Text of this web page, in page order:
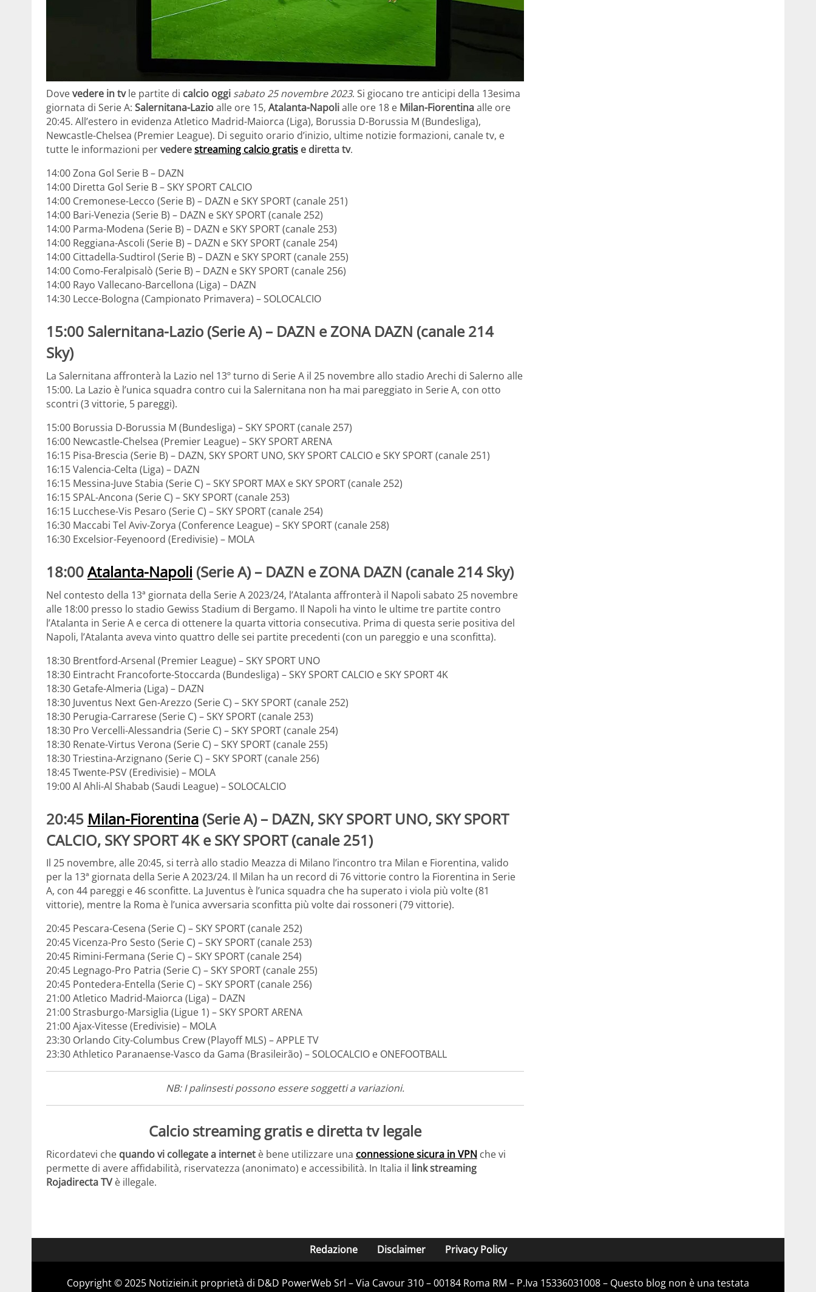
Dovevedere in tvle partite di calcio oggi sabato 25 novembre 2023. Si giocano tre anticipi della 13esima
giornata di Serie A: Salernitana-Lazioalle ore 15, Atalanta-Napolialle ore 18 e Milan-Fiorentinaalle ore
20:45. All’estero in evidenza Atletico Madrid-Maiorca (Liga), Borussia D-Borussia M (Bundesliga),
Newcastle-Chelsea (Premier League). Di seguito orario d’inizio, ultime notizie formazioni, canale tv, e
tutte le informazioni pervederestreaming calcio gratis e diretta tv.
14:00 Zona Gol Serie B – DAZN
14:00 Diretta Gol Serie B – SKY SPORT CALCIO
14:00 Cremonese-Lecco (Serie B) – DAZN e SKY SPORT (canale 251)
14:00 Bari-Venezia (Serie B) – DAZN e SKY SPORT (canale 252)
14:00 Parma-Modena (Serie B) – DAZN e SKY SPORT (canale 253)
14:00 Reggiana-Ascoli (Serie B) – DAZN e SKY SPORT (canale 254)
14:00 Cittadella-Sudtirol (Serie B) – DAZN e SKY SPORT (canale 255)
14:00 Como-Feralpisalò (Serie B) – DAZN e SKY SPORT (canale 256)
14:00 Rayo Vallecano-Barcellona (Liga) – DAZN
14:30 Lecce-Bologna (Campionato Primavera) – SOLOCALCIO
15:00 Salernitana-Lazio (Serie A) – DAZN e ZONA DAZN (canale 214
Sky)
La Salernitana affronterà la Lazio nel 13º turno di Serie A il 25 novembre allo stadio Arechi di Salerno alle
15:00. La Lazio è l’unica squadra contro cui la Salernitana non ha mai pareggiato in Serie A, con otto
scontri (3 vittorie, 5 pareggi).
15:00 Borussia D-Borussia M (Bundesliga) – SKY SPORT (canale 257)
16:00 Newcastle-Chelsea (Premier League) – SKY SPORT ARENA
16:15 Pisa-Brescia (Serie B) – DAZN, SKY SPORT UNO, SKY SPORT CALCIO e SKY SPORT (canale 251)
16:15 Valencia-Celta (Liga) – DAZN
16:15 Messina-Juve Stabia (Serie C) – SKY SPORT MAX e SKY SPORT (canale 252)
16:15 SPAL-Ancona (Serie C) – SKY SPORT (canale 253)
16:15 Lucchese-Vis Pesaro (Serie C) – SKY SPORT (canale 254)
16:30 Maccabi Tel Aviv-Zorya (Conference League) – SKY SPORT (canale 258)
16:30 Excelsior-Feyenoord (Eredivisie) – MOLA
18:00Atalanta-Napoli (Serie A) – DAZN e ZONA DAZN (canale 214 Sky)
Nel contesto della 13ª giornata della Serie A 2023/24, l’Atalanta affronterà il Napoli sabato 25 novembre
alle 18:00 presso lo stadio Gewiss Stadium di Bergamo. Il Napoli ha vinto le ultime tre partite contro
l’Atalanta in Serie A e cerca di ottenere la quarta vittoria consecutiva. Prima di questa serie positiva del
Napoli, l’Atalanta aveva vinto quattro delle sei partite precedenti (con un pareggio e una sconfitta).
18:30 Brentford-Arsenal (Premier League) – SKY SPORT UNO
18:30 Eintracht Francoforte-Stoccarda (Bundesliga) – SKY SPORT CALCIO e SKY SPORT 4K
18:30 Getafe-Almeria (Liga) – DAZN
18:30 Juventus Next Gen-Arezzo (Serie C) – SKY SPORT (canale 252)
18:30 Perugia-Carrarese (Serie C) – SKY SPORT (canale 253)
18:30 Pro Vercelli-Alessandria (Serie C) – SKY SPORT (canale 254)
18:30 Renate-Virtus Verona (Serie C) – SKY SPORT (canale 255)
18:30 Triestina-Arzignano (Serie C) – SKY SPORT (canale 256)
18:45 Twente-PSV (Eredivisie) – MOLA
19:00 Al Ahli-Al Shabab (Saudi League) – SOLOCALCIO
20:45 Milan-Fiorentina (Serie A) – DAZN, SKY SPORT UNO, SKY SPORT
CALCIO, SKY SPORT 4K e SKY SPORT (canale 251)
Il 25 novembre, alle 20:45, si terrà allo stadio Meazza di Milano l’incontro tra Milan e Fiorentina, valido
per la 13ª giornata della Serie A 2023/24. Il Milan ha un record di 76 vittorie contro la Fiorentina in Serie
A, con 44 pareggi e 46 sconfitte. La Juventus è l’unica squadra che ha superato i viola più volte (81
vittorie), mentre la Roma è l’unica avversaria sconfitta più volte dai rossoneri (79 vittorie).
20:45 Pescara-Cesena (Serie C) – SKY SPORT (canale 252)
20:45 Vicenza-Pro Sesto (Serie C) – SKY SPORT (canale 253)
20:45 Rimini-Fermana (Serie C) – SKY SPORT (canale 254)
20:45 Legnago-Pro Patria (Serie C) – SKY SPORT (canale 255)
20:45 Pontedera-Entella (Serie C) – SKY SPORT (canale 256)
21:00 Atletico Madrid-Maiorca (Liga) – DAZN
21:00 Strasburgo-Marsiglia (Ligue 1) – SKY SPORT ARENA
21:00 Ajax-Vitesse (Eredivisie) – MOLA
23:30 Orlando City-Columbus Crew (Playoff MLS) – APPLE TV
23:30 Athletico Paranaense-Vasco da Gama (Brasileirão) – SOLOCALCIO e ONEFOOTBALL
NB: I palinsesti possono essere soggetti a variazioni.
Calcio streaming gratis e diretta tv legale
Ricordatevi che quando vi collegate a internet è bene utilizzare una connessione sicura in VPN che vi
permette di avere affidabilità, riservatezza (anonimato) e accessibilità. In Italia il link streaming
Rojadirecta TVè illegale.
Redazione Disclaimer Privacy Policy
Copyright © 2025 Notiziein.it proprietà di D&D PowerWeb Srl – Via Cavour 310 – 00184 Roma RM – P.Iva 15336031008 – Questo blog non è una testata